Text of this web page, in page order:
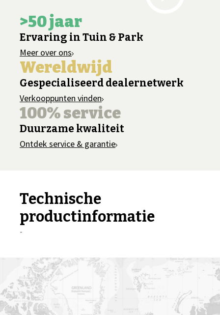
>50 jaar
Ervaring in Tuin & Park
Meer over ons
Wereldwijd
Gespecialiseerd dealernetwerk
Verkooppunten vinden
100% service
Duurzame kwaliteit
Ontdek service & garantie
Technische
productinformatie
-